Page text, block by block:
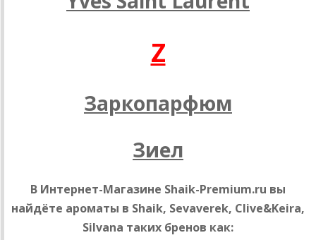
Z
Заркопарфюм
Зиел
В Интернет-Магазине Shaik-Premium.ru вы
найдёте ароматы в Shaik, Sevaverek, Clive&Keira,
Silvana таких бренов как: